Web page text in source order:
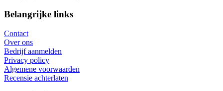
Belangrijke links
Contact
Over ons
Bedrijf aanmelden
Privacy policy
Algemene voorwaarden
Recensie achterlaten